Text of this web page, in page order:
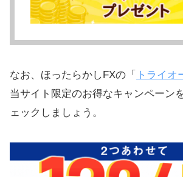
なお、ほったらかしFXの「 トライオ
当サイト限定のお得なキャンペーン
ェックしましょう。